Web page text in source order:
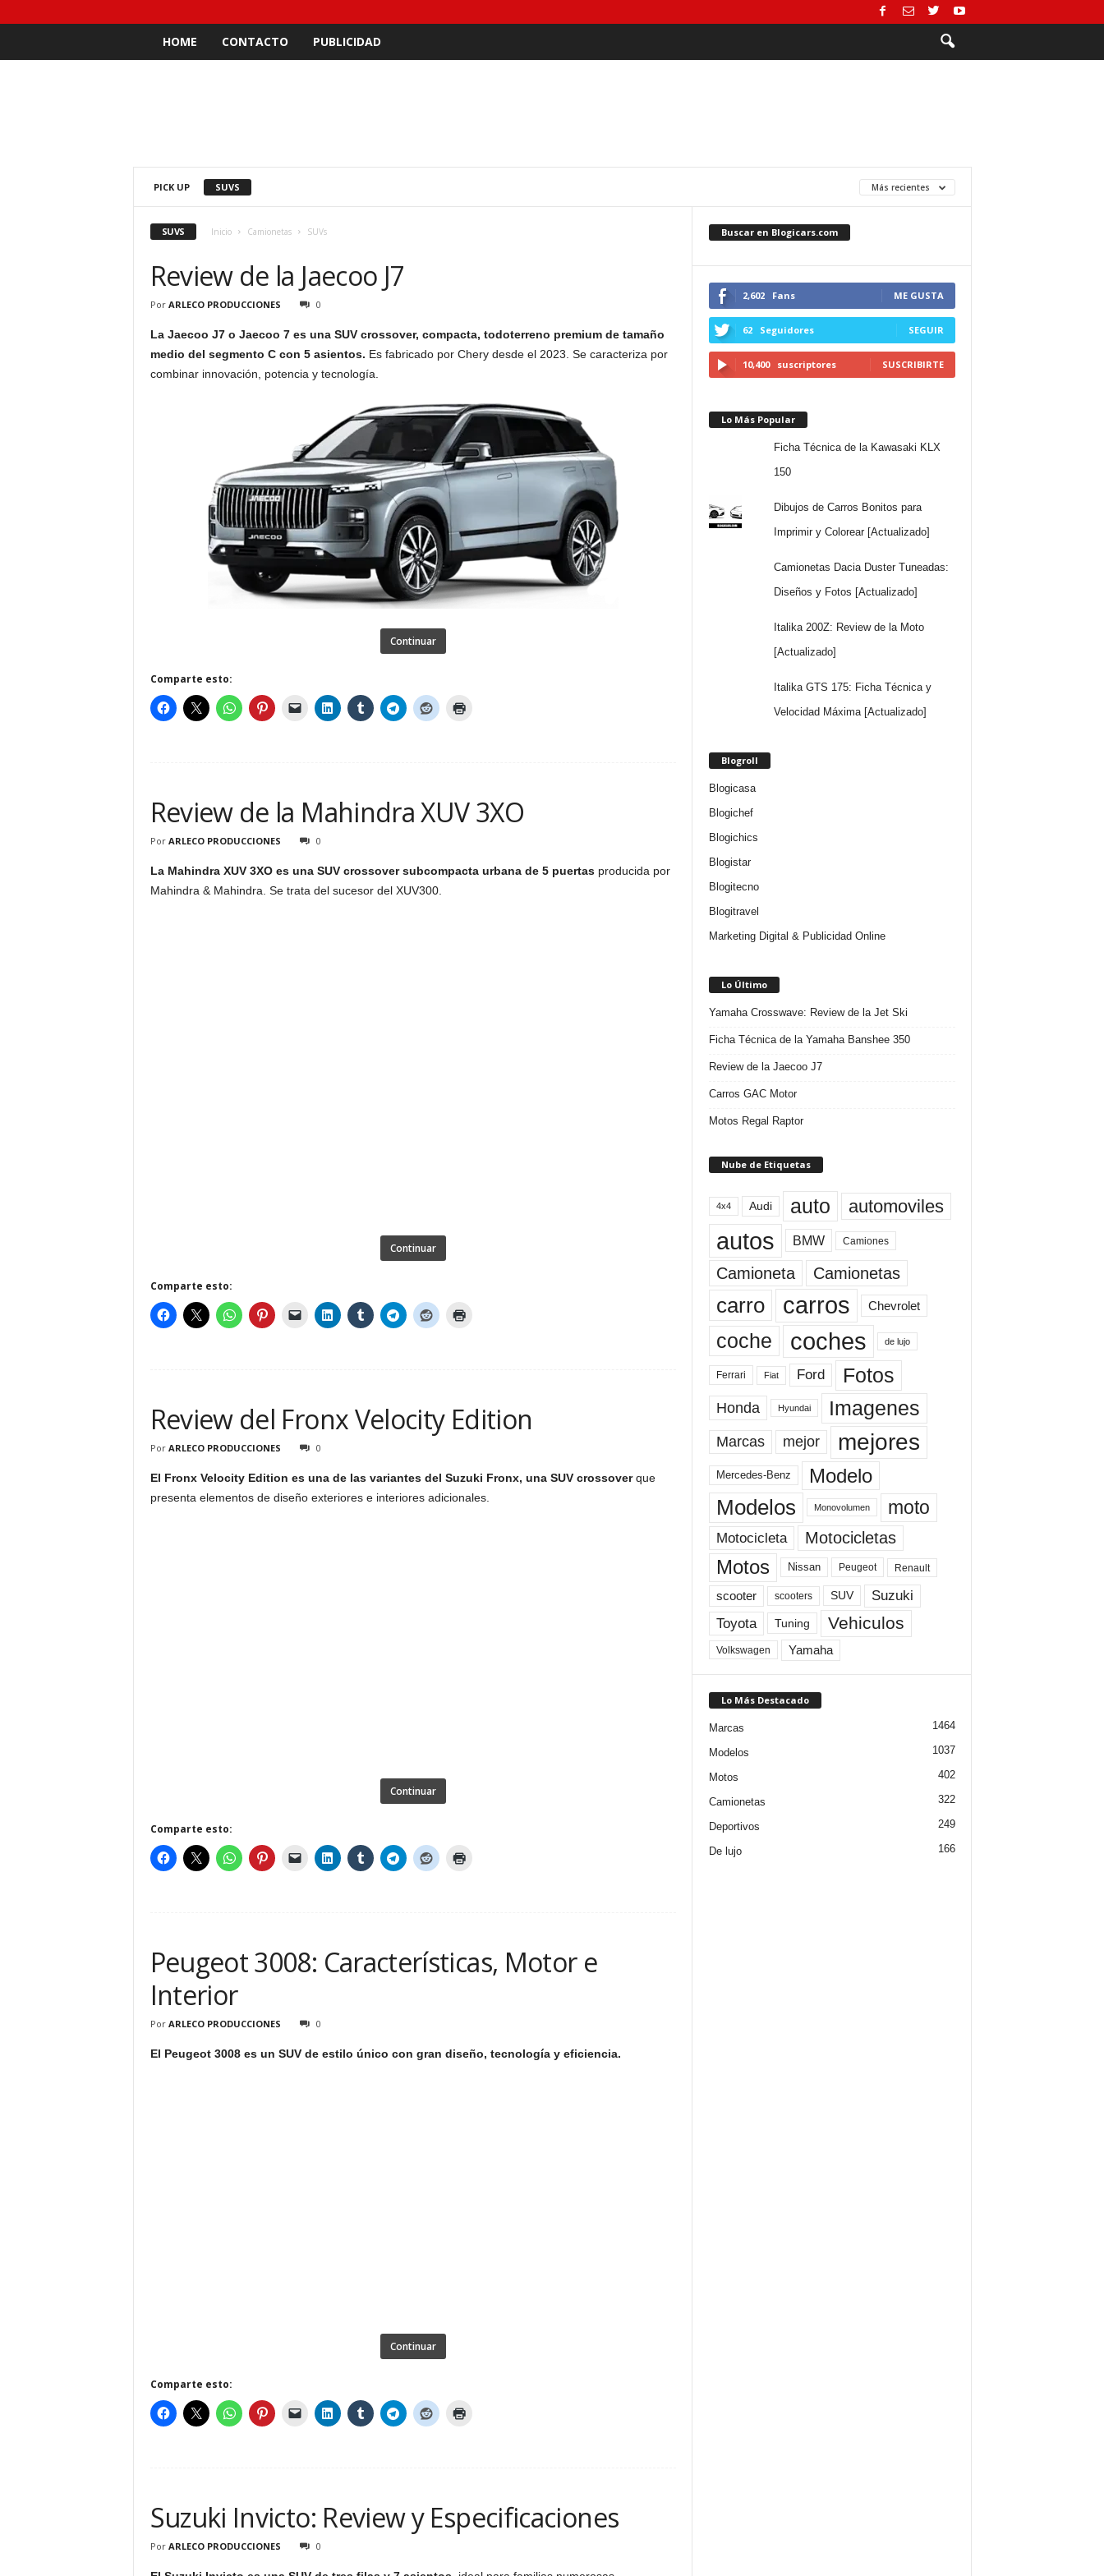
HOME CONTACTO PUBLICIDAD
PICK UP SUVS Más recientes
SUVS Inicio Camionetas SUVs
Review de la Jaecoo J7
Por ARLECO PRODUCCIONES 0
La Jaecoo J7 o Jaecoo 7 es una SUV crossover, compacta, todoterreno premium de tamaño
medio del segmento C con 5 asientos. Es fabricado por Chery desde el 2023. Se caracteriza por
combinar innovación, potencia y tecnología.
Continuar
Comparte esto:
Review de la Mahindra XUV 3XO
Por ARLECO PRODUCCIONES 0
La Mahindra XUV 3XO es una SUV crossover subcompacta urbana de 5 puertasproducida por
Mahindra & Mahindra. Se trata del sucesor del XUV300.
Continuar
Comparte esto:
Review del Fronx Velocity Edition
Por ARLECO PRODUCCIONES 0
El Fronx Velocity Edition es una de las variantes del Suzuki Fronx, una SUV crossoverque
presenta elementos de diseño exteriores e interiores adicionales.
Continuar
Comparte esto:
Peugeot 3008: Características, Motor e
Interior
Por ARLECO PRODUCCIONES 0
El Peugeot 3008 es un SUV de estilo único con gran diseño, tecnología y eficiencia.
Continuar
Comparte esto:
Suzuki Invicto: Review y Especificaciones
Por ARLECO PRODUCCIONES 0
Buscar en Blogicars.com
2,602 Fans ME GUSTA
62 Seguidores SEGUIR
10,400 suscriptores SUSCRIBIRTE
Lo Más Popular
Ficha Técnica de la Kawasaki KLX
150
Dibujos de Carros Bonitos para
Imprimir y Colorear [Actualizado]
Camionetas Dacia Duster Tuneadas:
Diseños y Fotos [Actualizado]
Italika 200Z: Review de la Moto
[Actualizado]
Italika GTS 175: Ficha Técnica y
Velocidad Máxima [Actualizado]
Blogroll
Blogicasa
Blogichef
Blogichics
Blogistar
Blogitecno
Blogitravel
Marketing Digital & Publicidad Online
Lo Último
Yamaha Crosswave: Review de la Jet Ski
Ficha Técnica de la Yamaha Banshee 350
Review de la Jaecoo J7
Carros GAC Motor
Motos Regal Raptor
Nube de Etiquetas
4x4 Audi auto automoviles
autos BMW Camiones
Camioneta Camionetas
carro carros Chevrolet
coche coches de lujo
Ferrari Fiat Ford Fotos
Honda Hyundai Imagenes
Marcas mejor mejores
Mercedes-Benz Modelo
Modelos Monovolumen moto
Motocicleta Motocicletas
Motos Nissan Peugeot Renault
scooter scooters SUV Suzuki
Toyota Tuning Vehiculos
Volkswagen Yamaha
Lo Más Destacado
Marcas 1464
Modelos 1037
Motos 402
Camionetas 322
Deportivos 249
De lujo 166